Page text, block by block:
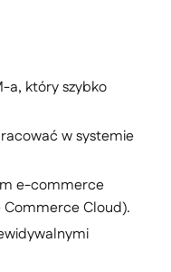
a, który szybko
w systemie
e-commerce
Commerce Cloud).